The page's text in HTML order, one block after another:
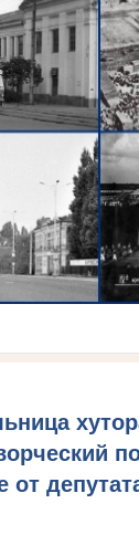
от